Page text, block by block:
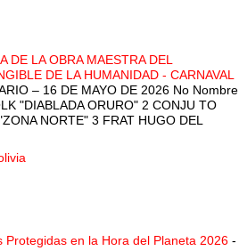
DE LA OBRA MAESTRA DEL
DE LA HUMANIDAD - CARNAVAL
– 16 DE MAYO DE 2026 No Nombre
"DIABLADA ORURO" 2 CONJU TO
NORTE" 3 FRAT HUGO DEL
Protegidas en la Hora del Planeta 2026 -